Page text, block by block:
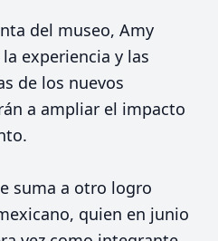
del museo, Amy
experiencia y las
de los nuevos
a ampliar el impacto
suma a otro logro
quien en junio